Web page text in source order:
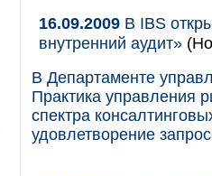
16.09.2009 В IBS
внутренний аудит»
В Департаменте
Практика управления
спектра
удовлетворение